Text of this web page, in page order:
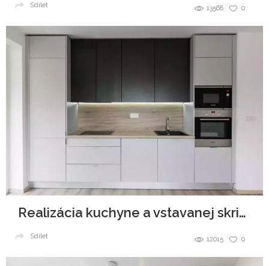
0
13568
Sdílet
Realizácia kuchyne a vstavanej skrine - Urban Residence
0
12015
Sdílet